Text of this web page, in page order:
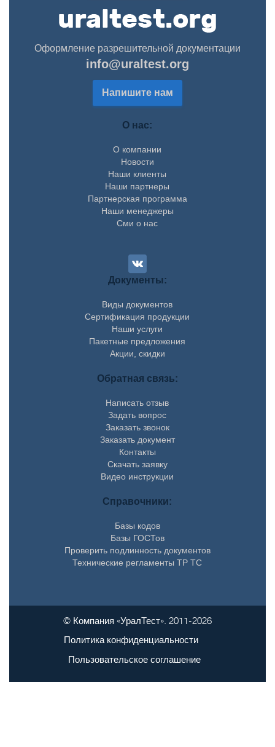
Оформление разрешительной документации
info@uraltest.org
Напишите нам
О нас:
О компании
Новости
Наши клиенты
Наши партнеры
Партнерская программа
Наши менеджеры
Сми о нас
Документы:
Виды документов
Сертификация продукции
Наши услуги
Пакетные предложения
Акции, скидки
Обратная связь:
Написать отзыв
Задать вопрос
Заказать звонок
Заказать документ
Контакты
Скачать заявку
Видео инструкции
Справочники:
Базы кодов
Базы ГОСТов
Проверить подлинность документов
Технические регламенты ТР ТС
© Компания «УралТест». 2011-2026
Политика конфиденциальности
Пользовательское соглашение